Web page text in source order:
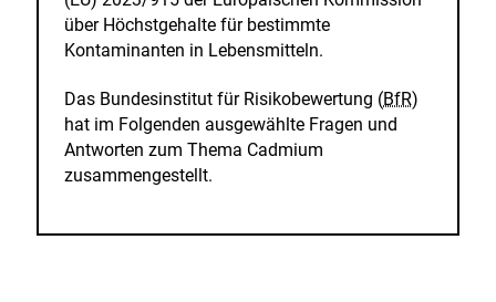
über Höchstgehalte für bestimmte
Kontaminanten in Lebensmitteln.
Das Bundesinstitut für Risikobewertung (BfR)
hat im Folgenden ausgewählte Fragen und
Antworten zum Thema Cadmium
zusammengestellt.